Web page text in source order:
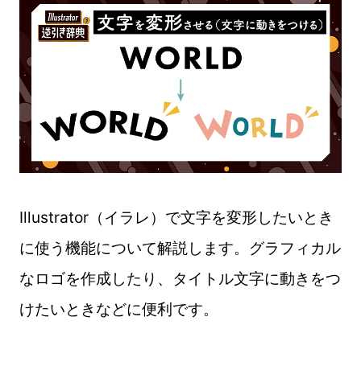
Illustrator（イラレ）で文字を変形したいとき
に使う機能について解説します。グラフィカル
なロゴを作成したり、タイトル文字に動きをつ
けたいときなどに便利です。